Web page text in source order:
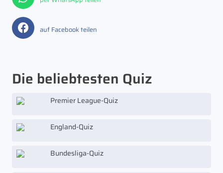
auf Facebook teilen
Die beliebtesten Quiz
Premier League-Quiz
England-Quiz
Bundesliga-Quiz